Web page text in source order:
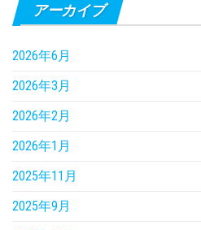
アーカイブ
2026年6月
2026年3月
2026年2月
2026年1月
2025年11月
2025年9月